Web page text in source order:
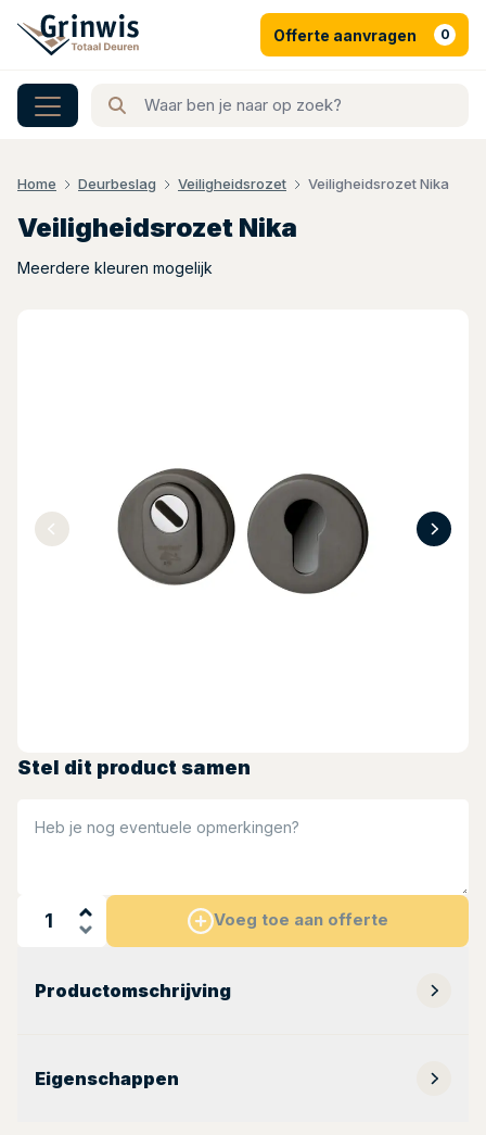
Offerte aanvragen 0
Home Deurbeslag Veiligheidsrozet Veiligheidsrozet Nika
Veiligheidsrozet Nika
Meerdere kleuren mogelijk
Stel dit product samen
Heb je nog eventuele opmerkingen?
Voeg toe aan offerte
Productomschrijving
Eigenschappen